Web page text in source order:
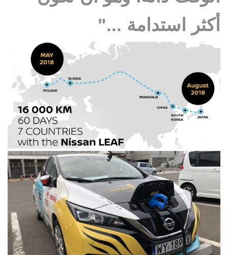
أكثر استدامة ..."